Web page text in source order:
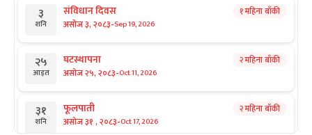
३
शनि
संविधान दिवस
असोज ३, २०८३-Sep 19, 2026
१ महिना बाँकी
२५
आइत
घटस्थापना
असोज २५, २०८३-Oct 11, 2026
२ महिना बाँकी
३१
शनि
फूलपाती
असोज ३१ , २०८३-Oct 17, 2026
२ महिना बाँकी